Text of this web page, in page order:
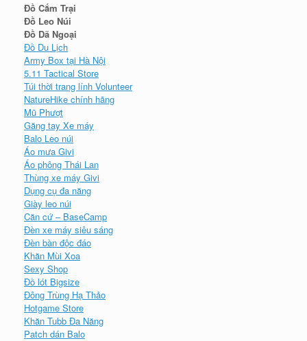
Đồ Cắm Trại
Đồ Leo Núi
Đồ Dã Ngoại
Đồ Du Lịch
Army Box tại Hà Nội
5.11 Tactical Store
Túi thời trang lính Volunteer
NatureHike chính hãng
Mũ Phượt
Găng tay Xe máy
Balo Leo núi
Áo mưa Givi
Áo phông Thái Lan
Thùng xe máy Givi
Dụng cụ đa năng
Giày leo núi
Căn cứ – BaseCamp
Đèn xe máy siêu sáng
Đèn bàn độc đáo
Khăn Mùi Xoa
Sexy Shop
Đồ lót Bigsize
Đông Trùng Hạ Thảo
Hotgame Store
Khăn Tubb Đa Năng
Patch dán Balo